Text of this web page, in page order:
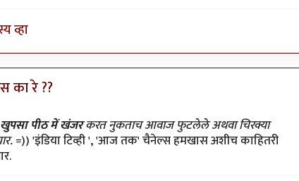
व्हा
का रे ??
byप्यारे१
पीठ में खंजरकरत नुकताच आवाज फुटलेले अथवा चिरक्या
=)) 'इंडिया टिव्ही ', 'आज तक' चैनेल्स हमखास अशीच काहितरी